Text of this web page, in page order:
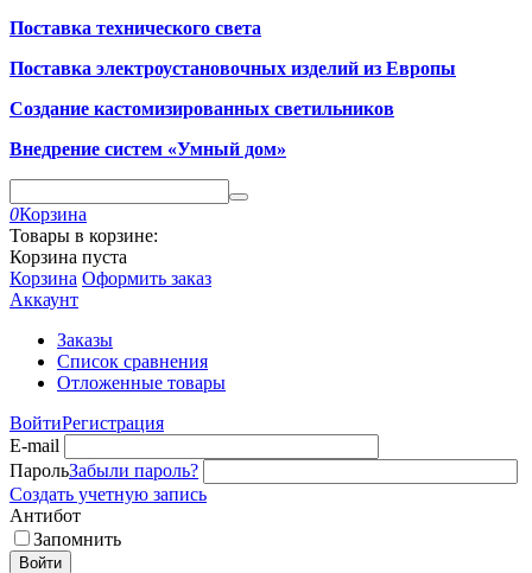
Поставка технического света
Поставка электроустановочных изделий из Европы
Создание кастомизированных светильников
Внедрение систем «Умный дом»
0Корзина
Товары в корзине:
Корзина пуста
Корзина Оформить заказ
Аккаунт
Заказы
Список сравнения
Отложенные товары
ВойтиРегистрация
E-mail
ПарольЗабыли пароль?
Создать учетную запись
Антибот
Запомнить
Войти